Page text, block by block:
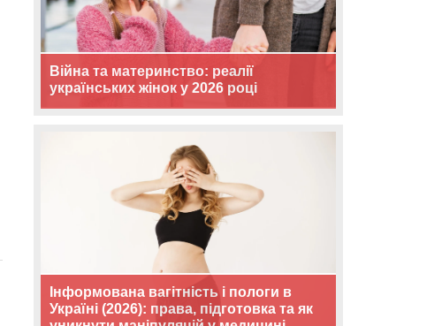
Війна та материнство: реалії
українських жінок у 2026 році
Інформована вагітність і пологи в
Україні (2026): права, підготовка та як